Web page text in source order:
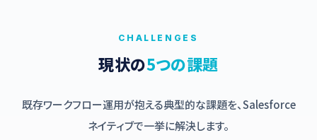
CHALLENGES
現状の5つの課題
既存ワークフロー運用が抱える典型的な課題を、Salesforce
ネイティブで一挙に解決します。